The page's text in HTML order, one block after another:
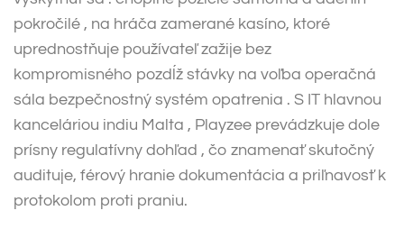
pokročilé , na hráča zamerané kasíno, ktoré
uprednostňuje používateľ zažije bez
kompromisného pozdĺž stávky na voľba operačná
sála bezpečnostný systém opatrenia . S IT hlavnou
kanceláriou indiu Malta , Playzee prevádzkuje dole
prísny regulatívny dohľad , čo znamenať skutočný
audituje, férový hranie dokumentácia a priľnavosť k
protokolom proti praniu.